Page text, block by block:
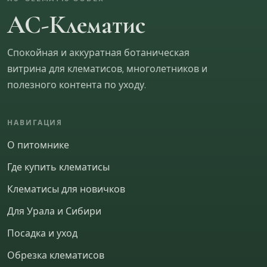
АС-Клематис
Спокойная и аккуратная ботаническая
витрина для клематисов, многолетников и
полезного контента по уходу.
НАВИГАЦИЯ
О питомнике
Где купить клематисы
Клематисы для новичков
Для Урала и Сибири
Посадка и уход
Обрезка клематисов
Редкость сорта
Размер саженца Рекомендация питомника
раздел?
ОТПРАВИТЬ
Что помогает доверять качеству саженцев?
Можно ответить и до покупки, и после получения
растений. Это помогает понять, какой информации не
хватает для доверия и где нужно усилить подачу